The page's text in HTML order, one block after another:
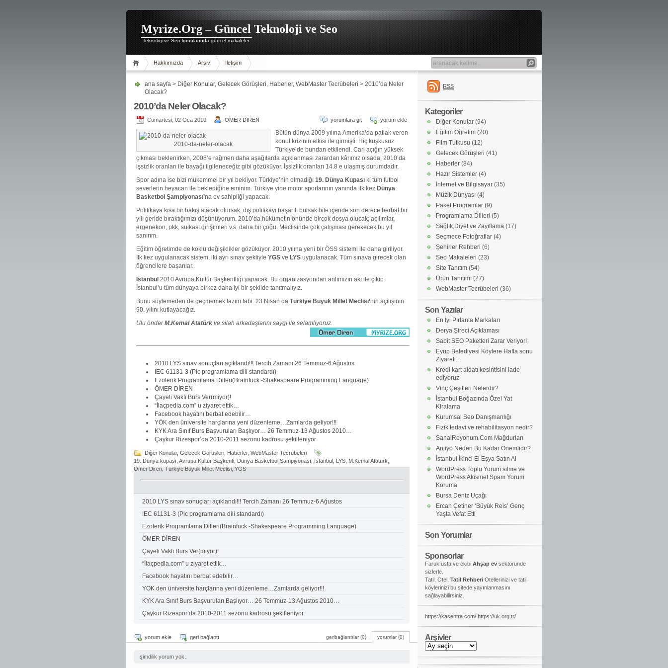
Myrize.Org – Güncel Teknoloji ve Seo
Teknoloji ve Seo konularında güncel makaleler.
Hakkımızda Arşiv İletişim
ana sayfa > Diğer Konular, Gelecek Görüşleri, Haberler, WebMaster Tecrübeleri > 2010’da Neler
Olacak?
2010’da Neler Olacak?
Cumartesi, 02 Oca 2010 ÖMER DİREN yorum ekle
yorumlara git
2010-da-neler-olacak
Bütün dünya 2009 yılına Amerika’da patlak veren
konut krizinin etkisi ile girmişti. Hiç kuşkusuz
Türkiye’de bundan etkilendi. Cari açığın yüksek
çıkması beklenirken, 2008’e rağmen daha aşağılarda açıklanması zarardan kârımız olsada, 2010’da
işsizlik oranları ile bayağı ilgileneceğiz gibi gözüküyor. İşsizlik oranları 14.8 e ulaşmış durumdadır.
Spor adına ise bizi mükemmel bir yıl bekliyor. Türkiye’nin olmadığı 19. Dünya Kupası ki tüm futbol
severlerin heyacan ile beklediğine eminim. Türkiye yine motor sporlarının yanında ilk kez Dünya
Basketbol Şampiyonası’na ev sahipliği yapacak.
Politikaya kısa bir bakış atacak olursak, dış politikayı başarılı bulsak bile içeride son derece berbat bir
yılı geride bıraktığımızı düşünüyorum. 2010’da hükümetin önünde birçok dosya olucak; açılımlar,
ergenekon, pkk, suikast girişimleri v.s. daha bir çoğu. Meclisinde çok çalışması gerekecek bu yıl
sanırım.
Eğitim öğretimde de köklü değişiklikler gözüküyor. 2010 yılına yeni bir ÖSS sistemi ile daha giriliyor.
İlk kez uygulanacak sistem, iki ayrı sınav şekliyle YGS ve LYS uygulanacak. Tüm sınava girecek olan
öğrencilere başarılar.
İstanbul 2010 Avrupa Kültür Başkentliği yapacak. Bu organizasyondan anlımızın akı ile çıkıp
İstanbul’u tüm dünyaya birkez daha iyi bir şekilde tanıtmalıyız.
Bunu söylemeden de geçmemek lazım tabi. 23 Nisan da Türkiye Büyük Millet Meclisi’nin açılışının
90. yılını kutlayacağız.
Ulu önderM.Kemal Atatürk ve silah arkadaşlarını saygı ile selamlıyoruz.
2010 LYS sınav sonuçları açıklandı!!! Tercih Zamanı 26 Temmuz-6 Ağustos
IEC 61131-3 (Plc programlama dili standardı)
Ezoterik Programlama Dilleri(Brainfuck -Shakespeare Programming Language)
ÖMER DİREN
Çayeli Vakfı Burs Ver(miyor)!
“İlaçpedia.com” u ziyaret ettik…
Facebook hayatını berbat edebilir…
YÖK den üniversite harçlarına yeni düzenleme…Zamlarda geliyor!!!
KYK Ara Sınıf Burs Başvuruları Başlıyor… 26 Temmuz-13 Ağustos 2010…
Çaykur Rizespor’da 2010-2011 sezonu kadrosu şekilleniyor
Diğer Konular, Gelecek Görüşleri Haberler, WebMaster Tecrübeleri
19. Dünya kupası Avrupa Kültür Başkenti Dünya Basketbol Şampiyonası İstanbul LYS M.Kemal Atatürk
Ömer Diren,Türkiye Büyük Millet Meclisi,YGS
2010 LYS sınav sonuçları açıklandı!!! Tercih Zamanı 26 Temmuz-6 Ağustos
IEC 61131-3 (Plc programlama dili standardı)
Ezoterik Programlama Dilleri(Brainfuck -Shakespeare Programming Language)
ÖMER DİREN
Çayeli Vakfı Burs Ver(miyor)!
“İlaçpedia.com” u ziyaret ettik…
Facebook hayatını berbat edebilir…
YÖK den üniversite harçlarına yeni düzenleme…Zamlarda geliyor!!!
KYK Ara Sınıf Burs Başvuruları Başlıyor… 26 Temmuz-13 Ağustos 2010…
Çaykur Rizespor’da 2010-2011 sezonu kadrosu şekilleniyor
yorumlar (0)
geribağlantılar (0)
yorum ekle geri bağlantı
şimdilik yorum yok.
RSS
Kategoriler
Diğer Konular (94)
Eğitim Öğretim (20)
Film Tutkusu (12)
Gelecek Görüşleri (41)
Haberler (84)
Hazır Sistemler (4)
İnternet ve Bilgisayar (35)
Müzik Dünyası (4)
Paket Programlar (9)
Programlama Dilleri (5)
Sağlık,Diyet ve Zayıflama (17)
Seçmece Fotoğraflar (4)
Şehirler Rehberi (6)
Seo Makaleleri (23)
Site Tanıtım (54)
Ürün Tanıtımı (27)
WebMaster Tecrübeleri (36)
Son Yazılar
En İyi Pırlanta Markaları
Derya Şireci Açıklaması
Sabit SEO Paketleri Zarar Veriyor!
Eyüp Belediyesi Köylere Hafta sonu
Ziyareti…
Kredi kart aidatı kesintisini iade
ediyoruz
Vinç Çeşitleri Nelerdir?
İstanbul Boğazında Özel Yat
Kiralama
Kurumsal Seo Danışmanlığı
Fizik tedavi ve rehabilitasyon nedir?
SanalReyonum.Com Mağdurları
Anjiyo Neden Bu Kadar Önemlidir?
İstanbul İkinci El Eşya Satın Al
WordPress Toplu Yorum silme ve
WordPress Akismet Spam Yorum
Koruma
Bursa Deniz Uçağı
Ercan Çetiner ‘Büyük Reis’ Genç
Yaşta Vefat Etti
Son Yorumlar
Sponsorlar
Faruk usta ve ekibi Ahşap ev sektöründe
sizlerle.
Tatil, Otel, Tatil Rehberi Otellerinizi ve tatil
köylerinizi bu sitede yayınlanmasını
sağlayabilirsiniz.
https://kasentra.com/ https://uk.org.tr/
Arşivler
Arşivler